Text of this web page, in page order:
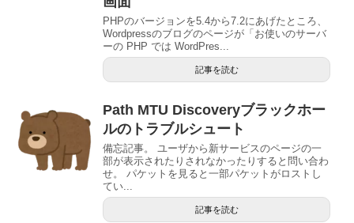
PHPのバージョンを5.4から7.2にあげたところ、
Wordpressのブログのページが「お使いのサーバ
ーの PHP では WordPres...
記事を読む
Path MTU Discoveryブラックホー
ルのトラブルシュート
備忘記事。 ユーザから新サービスのページの一
部が表示されたりされなかったりすると問い合わ
せ。 パケットを見ると一部パケットがロストし
てい...
記事を読む